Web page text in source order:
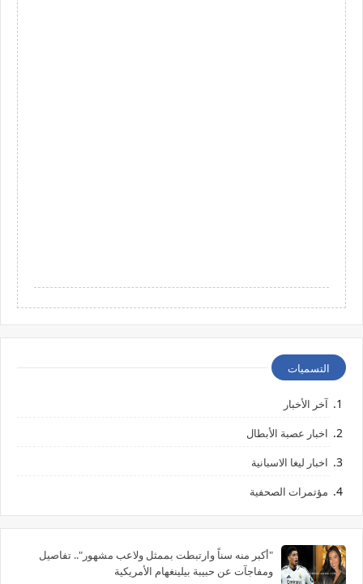
التسميات
آخر الأخبار
اخبار عصبة الأبطال
اخبار ليغا الاسبانية
مؤتمرات الصحفية
"أكبر منه سناً وارتبطت بممثل ولاعب مشهور".. تفاصيل
ومفاجآت عن حبيبة بيلينغهام الأمريكية